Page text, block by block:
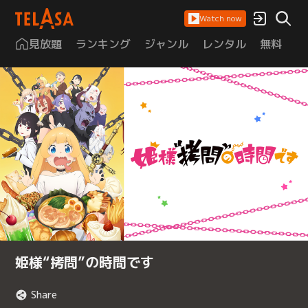
Watch now
見放題 ランキング ジャンル レンタル 無料
姫様“拷問”の時間です
Share